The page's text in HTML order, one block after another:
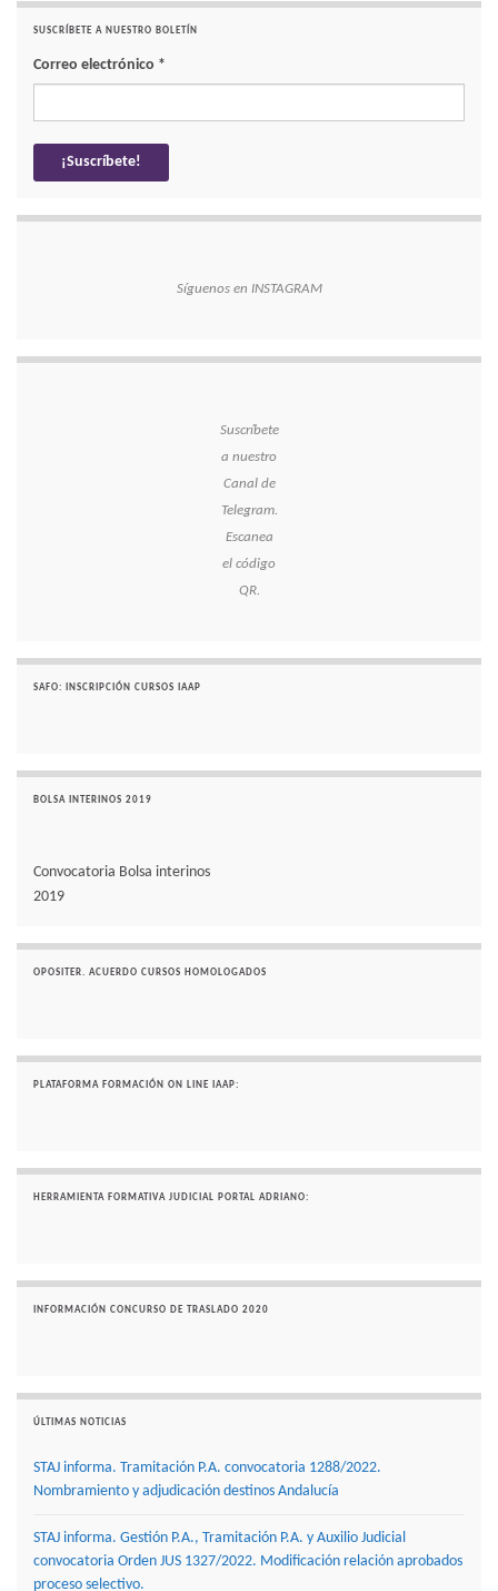
SUSCRÍBETE A NUESTRO BOLETÍN
Correo electrónico *
Síguenos en INSTAGRAM
Suscríbete
a nuestro
Canal de
Telegram.
Escanea
el código
QR.
SAFO: INSCRIPCIÓN CURSOS IAAP
BOLSA INTERINOS 2019
Convocatoria Bolsa interinos
2019
OPOSITER. ACUERDO CURSOS HOMOLOGADOS
PLATAFORMA FORMACIÓN ON LINE IAAP:
HERRAMIENTA FORMATIVA JUDICIAL PORTAL ADRIANO:
INFORMACIÓN CONCURSO DE TRASLADO 2020
ÚLTIMAS NOTICIAS
STAJ informa. Tramitación P.A. convocatoria 1288/2022.
Nombramiento y adjudicación destinos Andalucía
STAJ informa. Gestión P.A., Tramitación P.A. y Auxilio Judicial
convocatoria Orden JUS 1327/2022. Modificación relación aprobados
proceso selectivo.